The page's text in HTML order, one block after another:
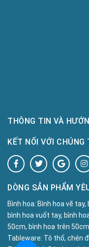
THÔNG TIN VÀ
KẾT NỐI VỚI CHÚNG
DÒNG SẢN PHẨM
Bình hoa: Bình hoa vẽ
bình hoa vuốt tay, bình
50cm, bình hoa trên 50cm
Tableware: Tô thố, chén